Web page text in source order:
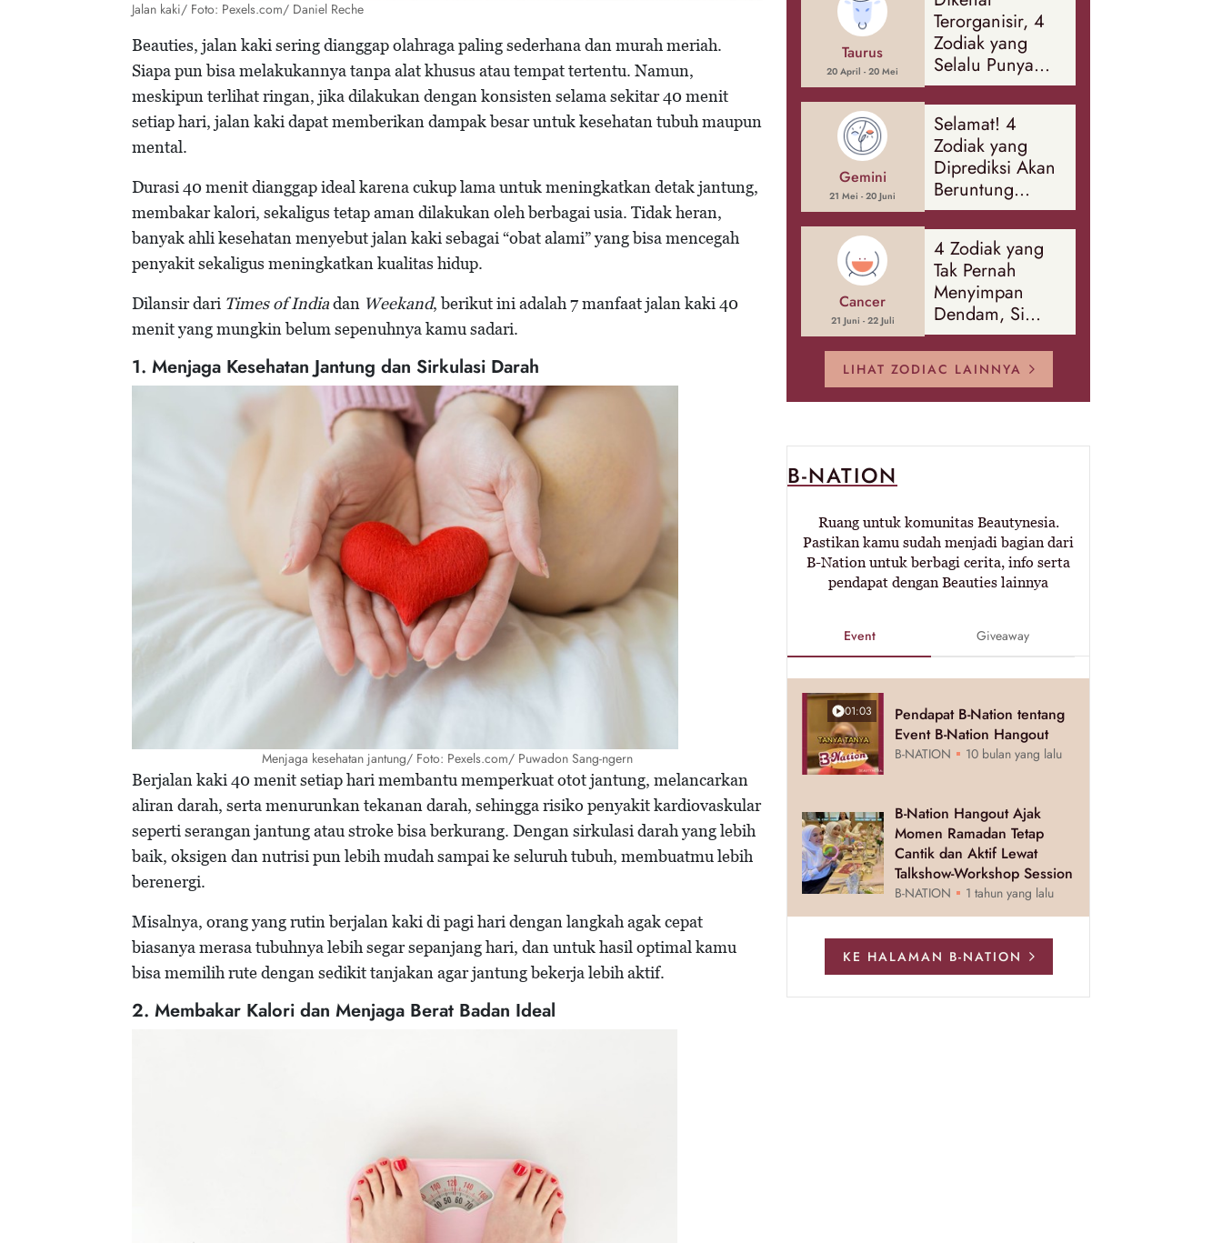
Jalan kaki/ Foto: Pexels.com/ Daniel Reche
Beauties, jalan kaki sering dianggap olahraga paling sederhana dan murah meriah.
Siapa pun bisa melakukannya tanpa alat khusus atau tempat tertentu. Namun,
meskipun terlihat ringan, jika dilakukan dengan konsisten selama sekitar 40 menit
setiap hari, jalan kaki dapat memberikan dampak besar untuk kesehatan tubuh maupun
mental.
Durasi 40 menit dianggap ideal karena cukup lama untuk meningkatkan detak jantung,
membakar kalori, sekaligus tetap aman dilakukan oleh berbagai usia. Tidak heran,
banyak ahli kesehatan menyebut jalan kaki sebagai “obat alami” yang bisa mencegah
penyakit sekaligus meningkatkan kualitas hidup.
Dilansir dari Times of Indiadan Weekand, berikut ini adalah 7 manfaat jalan kaki 40
menit yang mungkin belum sepenuhnya kamu sadari.
1. Menjaga Kesehatan Jantung dan Sirkulasi Darah
Menjaga kesehatan jantung/ Foto: Pexels.com/ Puwadon Sang-ngern
Berjalan kaki 40 menit setiap hari membantu memperkuat otot jantung, melancarkan
aliran darah, serta menurunkan tekanan darah, sehingga risiko penyakit kardiovaskular
seperti serangan jantung atau stroke bisa berkurang. Dengan sirkulasi darah yang lebih
baik, oksigen dan nutrisi pun lebih mudah sampai ke seluruh tubuh, membuatmu lebih
berenergi.
Misalnya, orang yang rutin berjalan kaki di pagi hari dengan langkah agak cepat
biasanya merasa tubuhnya lebih segar sepanjang hari, dan untuk hasil optimal kamu
bisa memilih rute dengan sedikit tanjakan agar jantung bekerja lebih aktif.
2. Membakar Kalori dan Menjaga Berat Badan Ideal
Taurus
20 April - 20 Mei
Terorganisir, 4
Zodiak yang
Selalu Punya
Rencana
Cadangan Soal
Banyak Hal
Gemini
21 Mei - 20 Juni
Selamat! 4
Zodiak yang
Diprediksi Akan
Beruntung
Sepanjang
Agustus 2026
Cancer
21 Juni - 22 Juli
4 Zodiak yang
Tak Pernah
Menyimpan
Dendam, Si
Paling Mudah
Memaafkan!
LIHAT ZODIAC LAINNYA
B-NATION
Ruang untuk komunitas Beautynesia.
Pastikan kamu sudah menjadi bagian dari
B-Nation untuk berbagi cerita, info serta
pendapat dengan Beauties lainnya
Event Giveaway
01:03
Pendapat B-Nation tentang
Event B-Nation Hangout
B-NATION 10 bulan yang lalu
B-Nation Hangout Ajak
Momen Ramadan Tetap
Cantik dan Aktif Lewat
Talkshow-Workshop Session
B-NATION 1 tahun yang lalu
KE HALAMAN B-NATION